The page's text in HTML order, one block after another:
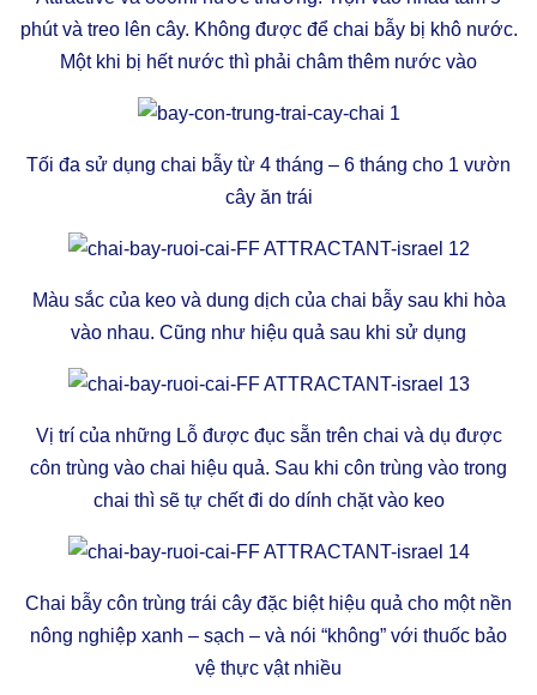
phút và treo lên cây. Không được để chai bẫy bị khô nước.
Một khi bị hết nước thì phải châm thêm nước vào
Tối đa sử dụng chai bẫy từ 4 tháng – 6 tháng cho 1 vườn
cây ăn trái
Màu sắc của keo và dung dịch của chai bẫy sau khi hòa
vào nhau. Cũng như hiệu quả sau khi sử dụng
Vị trí của những Lỗ được đục sẵn trên chai và dụ được
côn trùng vào chai hiệu quả. Sau khi côn trùng vào trong
chai thì sẽ tự chết đi do dính chặt vào keo
Chai bẫy côn trùng trái cây đặc biệt hiệu quả cho một nền
nông nghiệp xanh – sạch – và nói “không” với thuốc bảo
vệ thực vật nhiều